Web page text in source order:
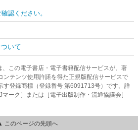
認ください。
いて
、この電子書店・電子書籍配信サービスが、著
ンテンツ使用許諾を得た正規版配信サービスで
す登録商標（登録番号 第6091713号）です。詳
マーク］または［電子出版制作・流通協議会］
このページの先頭へ